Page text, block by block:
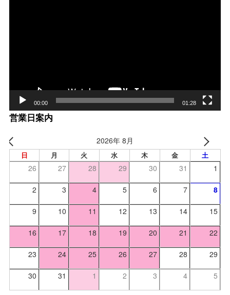
00:00 01:28
営業日案内
2026年 8月
日 月 火 水 木 金 土
26 27 28 29 30 31 1
2 3 4 5 6 7 8
9 10 11 12 13 14 15
16 17 18 19 20 21 22
23 24 25 26 27 28 29
30 31 1 2 3 4 5